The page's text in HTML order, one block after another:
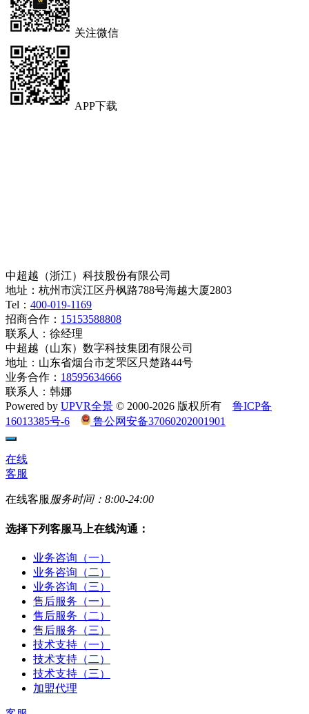
关注微信
APP下载
中超越（浙江）科技股份有限公司
地址：杭州市滨江区丹枫路788号海越大厦2803
Tel： 400-019-1169
招商合作： 15153588808
联系人：徐经理
中超越（山东）数字科技集团有限公司
地址：山东省烟台市芝罘区只楚路44号
业务合作： 18595634666
联系人：韩娜
Powered by UPVR全景 © 2000-2026 版权所有 鲁ICP备
16013385号-6
鲁公网安备37060202001901
在线
客服
在线客服服务时间：8:00-24:00
选择下列客服马上在线沟通：
业务咨询（一）
业务咨询（二）
业务咨询（三）
售后服务（一）
售后服务（二）
售后服务（三）
技术支持（一）
技术支持（二）
技术支持（三）
加盟代理